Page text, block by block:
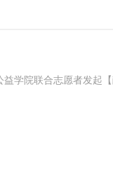
益学院联合志愿者发起